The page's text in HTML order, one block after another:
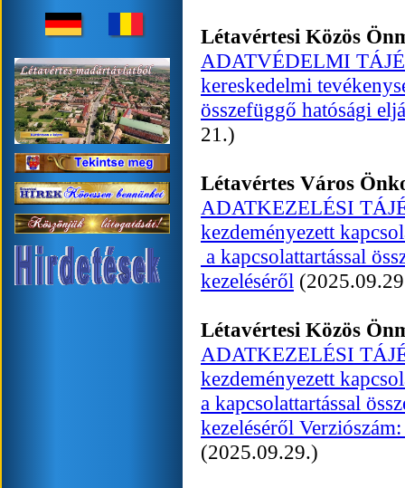
Létavértesi Közös
ADATVÉDELMI
kereskedelmi
összefüggő hatósági
21.)
Létavértes Város
ADATKEZELÉSI
kezdeményezett
a kapcsolattartással
kezeléséről
Létavértesi Közös
ADATKEZELÉSI
kezdeményezett
a kapcsolattartással
kezeléséről
(2025.09.29.)